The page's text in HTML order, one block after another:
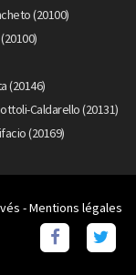
(20100)
(20146)
Caldarello (20131)
(20169)
-Mentions légales